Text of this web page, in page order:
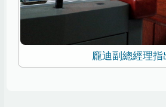
龐迪副總經理